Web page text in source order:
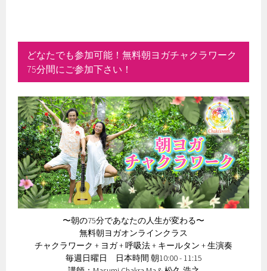
どなたでも参加可能！無料朝ヨガチャクラワーク
75分間にご参加下さい！
〜朝の75分であなたの人生が変わる〜
無料朝ヨガオンラインクラス
チャクラワーク + ヨガ + 呼吸法 + キールタン + 生演奏
毎週日曜日 日本時間 朝10:00 - 11:15